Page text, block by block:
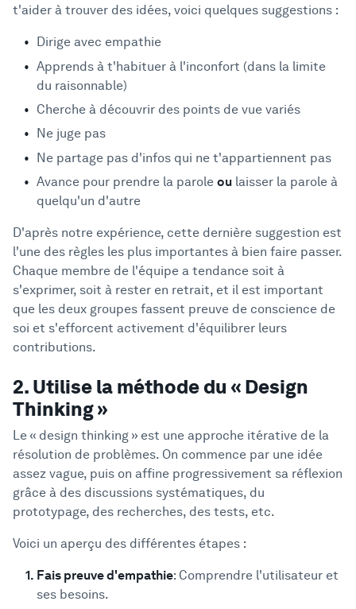
t'aider à trouver des idées, voici quelques suggestions :
Dirige avec empathie
Apprends à t'habituer à l'inconfort (dans la limite
du raisonnable)
Cherche à découvrir des points de vue variés
Ne juge pas
Ne partage pas d'infos qui ne t'appartiennent pas
Avance pour prendre la parole ou laisser la parole à
quelqu'un d'autre
D'après notre expérience, cette dernière suggestion est
l'une des règles les plus importantes à bien faire passer.
Chaque membre de l'équipe a tendance soit à
s'exprimer, soit à rester en retrait, et il est important
que les deux groupes fassent preuve de conscience de
soi et s'efforcent activement d'équilibrer leurs
contributions.
2. Utilise la méthode du « Design
Thinking »
Le « design thinking » est une approche itérative de la
résolution de problèmes. On commence par une idée
assez vague, puis on affine progressivement sa réflexion
grâce à des discussions systématiques, du
prototypage, des recherches, des tests, etc.
Voici un aperçu des différentes étapes :
Fais preuve d'empathie: Comprendre l'utilisateur et
ses besoins.